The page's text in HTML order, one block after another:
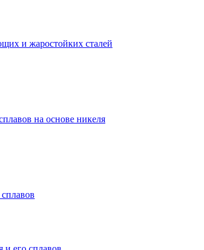
и жаростойких сталей
на основе никеля